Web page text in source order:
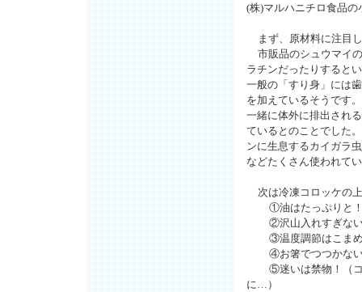
(株)マルハニチロ食品
まず、原材料に注目
市販品のシュウマイ
ラチンだったりすると
一般の「すり身」には
を加えているそうです
一緒に体外に排出され
ているとのことでした
ンに生息するカイガラ
などたくさん使われて
次は冷凍コロッケの
①油はたっぷりと
②沢山入れすぎな
③温度調節はこま
④お箸でつつかな
⑤迷いは禁物！（
に…）